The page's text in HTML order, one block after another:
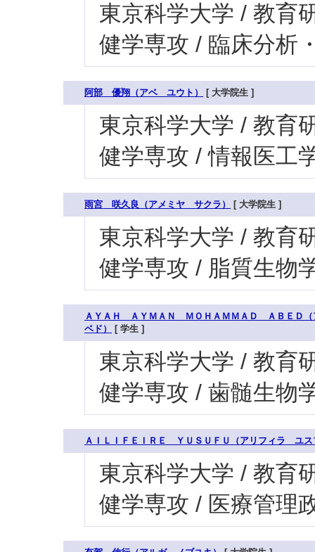
東京科学大学 / 教育
健学専攻 / 臨床分析
阿部 優翔（アベ ユウト） [ 大学院生 ]
東京科学大学 / 教育
健学専攻 / 情報医工
雨宮 咲久良（アメミヤ サクラ） [ 大学院生 ]
東京科学大学 / 教育
健学専攻 / 脂質生物
ＡＹＡＨ ＡＹＭＡＮ ＭＯＨＡＭＭＡＤ ＡＢＥＤ
ベド）
[ 学生 ]
東京科学大学 / 教育
健学専攻 / 歯髄生物
ＡＩＬＩＦＥＩＲＥ ＹＵＳＵＦＵ（アリフィラ ユス
東京科学大学 / 教育
健学専攻 / 医療管理